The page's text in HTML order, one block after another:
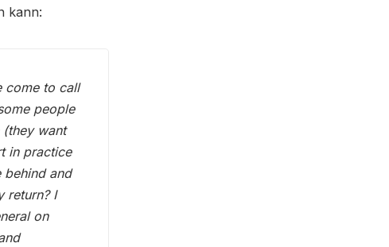
kann:
come to call
people
want
in practice
behind and
return? I
on